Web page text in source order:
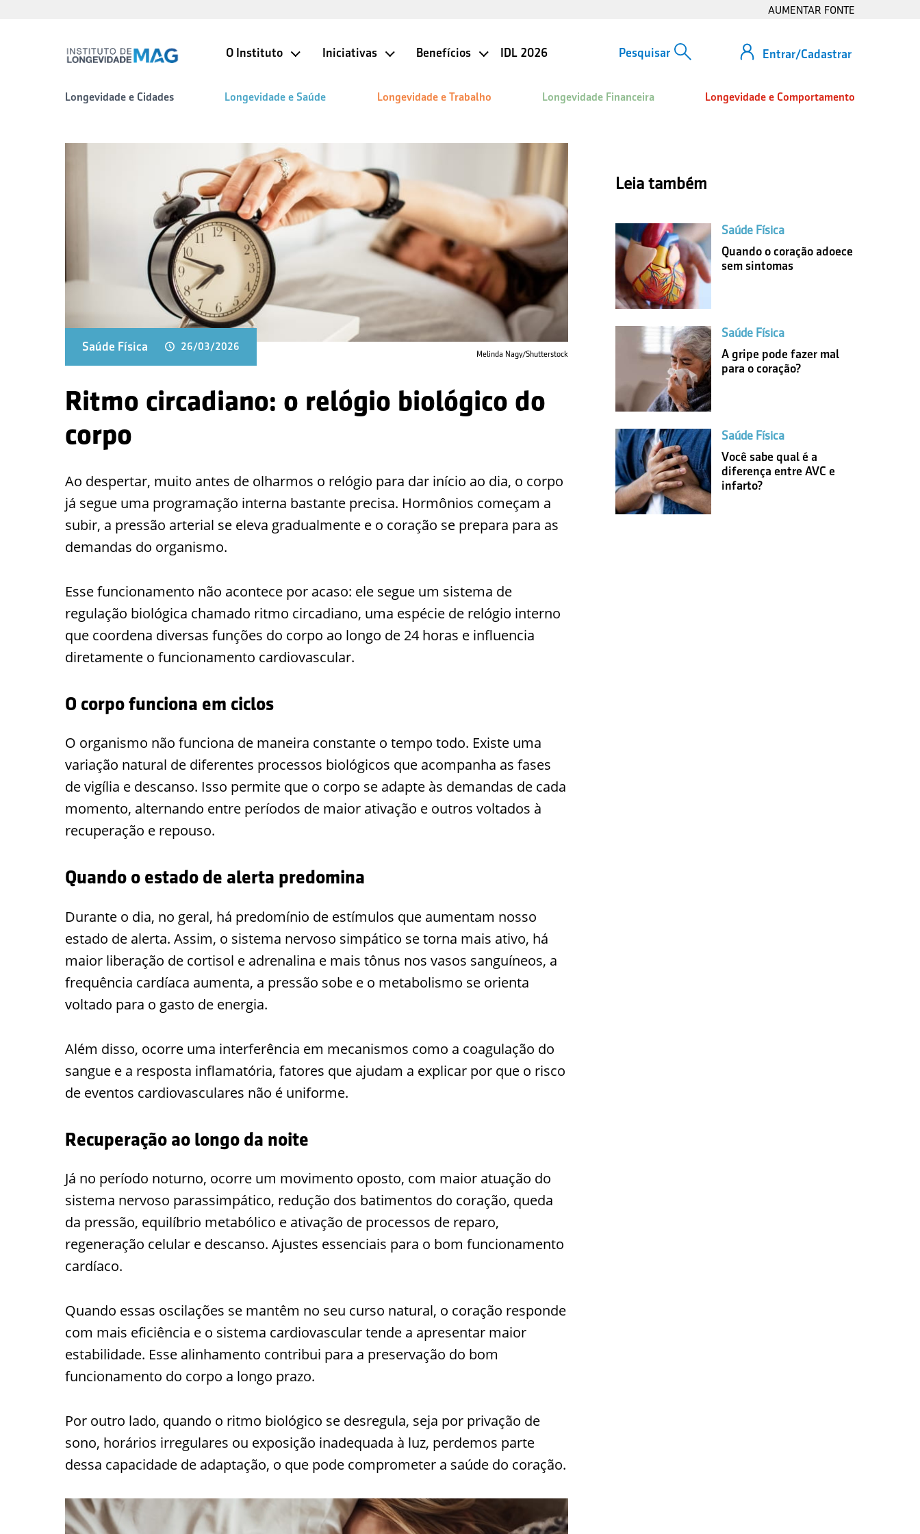
AUMENTAR FONTE
Entrar/Cadastrar
O Instituto Iniciativas Benefícios IDL 2026
Longevidade e Cidades Longevidade e Saúde Longevidade e Trabalho Longevidade Financeira Longevidade e Comportamento
Melinda Nagy/Shutterstock
Saúde Física 26/03/2026
Ritmo circadiano: o relógio biológico do
corpo
Ao despertar, muito antes de olharmos o relógio para dar início ao dia, o corpo
já segue uma programação interna bastante precisa. Hormônios começam a
subir, a pressão arterial se eleva gradualmente e o coração se prepara para as
demandas do organismo.
Esse funcionamento não acontece por acaso: ele segue um sistema de
regulação biológica chamado ritmo circadiano, uma espécie de relógio interno
que coordena diversas funções do corpo ao longo de 24 horas e influencia
diretamente o funcionamento cardiovascular.
O corpo funciona em ciclos
O organismo não funciona de maneira constante o tempo todo. Existe uma
variação natural de diferentes processos biológicos que acompanha as fases
de vigília e descanso. Isso permite que o corpo se adapte às demandas de cada
momento, alternando entre períodos de maior ativação e outros voltados à
recuperação e repouso.
Quando o estado de alerta predomina
Durante o dia, no geral, há predomínio de estímulos que aumentam nosso
estado de alerta. Assim, o sistema nervoso simpático se torna mais ativo, há
maior liberação de cortisol e adrenalina e mais tônus nos vasos sanguíneos, a
frequência cardíaca aumenta, a pressão sobe e o metabolismo se orienta
voltado para o gasto de energia.
Além disso, ocorre uma interferência em mecanismos como a coagulação do
sangue e a resposta inflamatória, fatores que ajudam a explicar por que o risco
de eventos cardiovasculares não é uniforme.
Recuperação ao longo da noite
Já no período noturno, ocorre um movimento oposto, com maior atuação do
sistema nervoso parassimpático, redução dos batimentos do coração, queda
da pressão, equilíbrio metabólico e ativação de processos de reparo,
regeneração celular e descanso. Ajustes essenciais para o bom funcionamento
cardíaco.
Quando essas oscilações se mantêm no seu curso natural, o coração responde
com mais eficiência e o sistema cardiovascular tende a apresentar maior
estabilidade. Esse alinhamento contribui para a preservação do bom
funcionamento do corpo a longo prazo.
Por outro lado, quando o ritmo biológico se desregula, seja por privação de
sono, horários irregulares ou exposição inadequada à luz, perdemos parte
dessa capacidade de adaptação, o que pode comprometer a saúde do coração.
Leia também
Saúde Física
Quando o coração adoece
sem sintomas
Saúde Física
A gripe pode fazer mal
para o coração?
Saúde Física
Você sabe qual é a
diferença entre AVC e
infarto?